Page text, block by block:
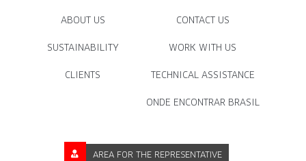
ABOUT US
SUSTAINABILITY
CLIENTS
CONTACT US
WORK WITH US
TECHNICAL ASSISTANCE
ONDE ENCONTRAR BRASIL
AREA FOR THE REPRESENTATIVE